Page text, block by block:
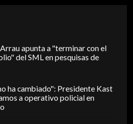
apunta a "terminar con el
del SML en pesquisas de
ha cambiado": Presidente Kast
a operativo policial en